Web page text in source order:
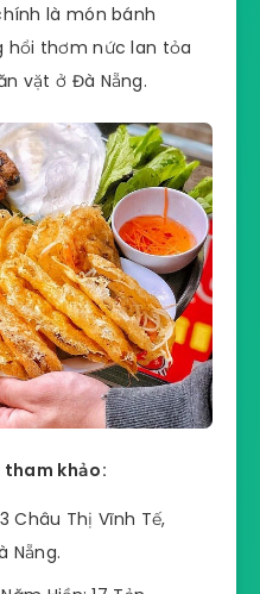
là món bánh
hổi thơm nức lan tỏa
vặt ở Đà Nẵng.
tham khảo:
Châu Thị Vĩnh Tế,
Nẵng.